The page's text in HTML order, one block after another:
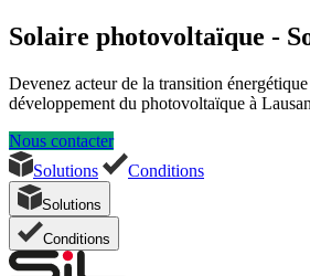
Solaire photovoltaïque -
Devenez acteur de la transition
développement du photovoltaïque à
Nous contacter
Solutions
Conditions
Solutions
Conditions